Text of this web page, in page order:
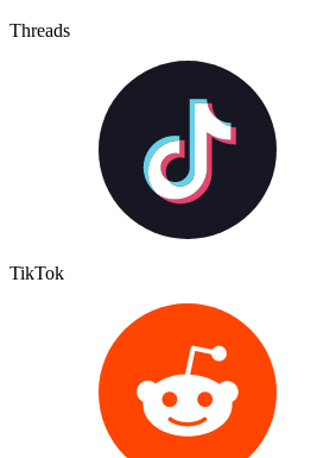
Threads
TikTok